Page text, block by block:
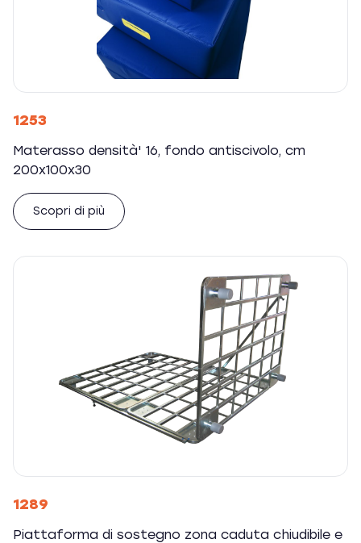
1253
Materasso densità' 16, fondo antiscivolo, cm
200x100x30
Scopri di più
1289
Piattaforma di sostegno zona caduta chiudibile e